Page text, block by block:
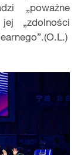
„poważne
„zdolności
(O.L.)